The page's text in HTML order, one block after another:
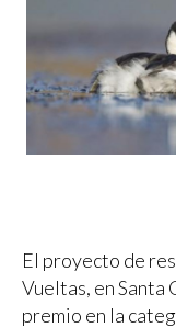
El proyecto de
Vueltas, en Santa
premio en la